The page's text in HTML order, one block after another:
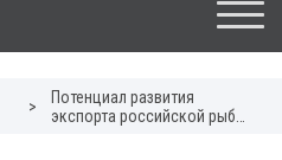
>
Потенциал развития
экспорта российской рыбы